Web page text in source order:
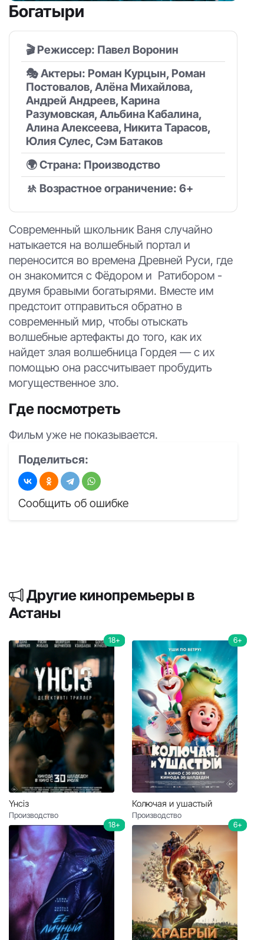
Богатыри
🎬 Режиссер: Павел Воронин
🎭 Актеры: Роман Курцын, Роман
Постовалов, Алёна Михайлова,
Андрей Андреев, Карина
Разумовская, Альбина Кабалина,
Алина Алексеева, Никита Тарасов,
Юлия Сулес, Сэм Батаков
🌍 Страна: Производство
🚸 Возрастное ограничение: 6+
Современный школьник Ваня случайно
натыкается на волшебный портал и
переносится во времена Древней Руси, где
он знакомится с Фёдором и Ратибором -
двумя бравыми богатырями. Вместе им
предстоит отправиться обратно в
современный мир, чтобы отыскать
волшебные артефакты до того, как их
найдет злая волшебница Гордея — с их
помощью она рассчитывает пробудить
могущественное зло.
Где посмотреть
Фильм уже не показывается.
Поделиться:
Сообщить об ошибке
Другие кинопремьеры в
Астаны
Үнсіз
18+
Производство
Колючая и ушастый
6+
Производство
18+ 6+